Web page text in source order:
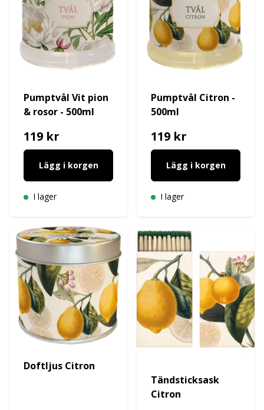
Pumptvål Vit pion
& rosor - 500ml
119 kr
Lägg i korgen
I lager
Pumptvål Citron -
500ml
119 kr
Lägg i korgen
I lager
Doftljus Citron
Tändsticksask
Citron